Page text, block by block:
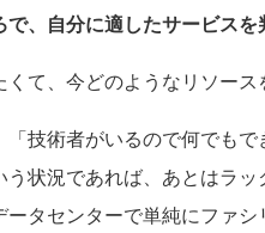
で、自分に適したサービス
て、今どのようなリソース
技術者がいるので何でも
う状況であれば、あとはラ
ータセンターで単純にファ